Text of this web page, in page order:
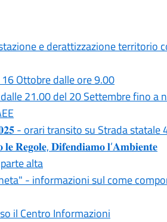
e derattizzazione territorio
Ottobre dalle ore 9.00
21.00 del 20 Settembre fino a
- orari transito su Strada statale
𝐑𝐞𝐠𝐨𝐥𝐞, 𝐃𝐢𝐟𝐞𝐧𝐝𝐢𝐚𝐦𝐨 𝐥’𝐀𝐦𝐛𝐢𝐞𝐧𝐭𝐞
alta
- informazioni sul come
il Centro Informazioni